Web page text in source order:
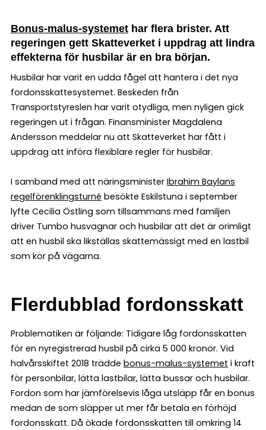
Bonus-malus-systemet har flera brister. Att
regeringen gett Skatteverket i uppdrag att lindra
effekterna för husbilar är en bra början.
Husbilar har varit en udda fågel att hantera i det nya
fordonsskattesystemet. Beskeden från
Transportstyreslen har varit otydliga, men nyligen gick
regeringen ut i frågan. Finansminister Magdalena
Andersson meddelar nu att Skatteverket har fått i
uppdrag att införa flexiblare regler för husbilar.
I samband med att näringsminister Ibrahim Baylans
regelförenklingsturné besökte Eskilstuna i september
lyfte Cecilia Östling som tillsammans med familjen
driver Tumbo husvagnar och husbilar att det är orimligt
att en husbil ska likställas skattemässigt med en lastbil
som kör på vägarna.
Flerdubblad fordonsskatt
Problematiken är följande: Tidigare låg fordonsskatten
för en nyregistrerad husbil på cirka 5 000 kronor. Vid
halvårsskiftet 2018 trädde bonus-malus-systemet i kraft
för personbilar, lätta lastbilar, lätta bussar och husbilar.
Fordon som har jämförelsevis låga utsläpp får en bonus
medan de som släpper ut mer får betala en förhöjd
fordonsskatt. Då ökade fordonsskatten till omkring 14